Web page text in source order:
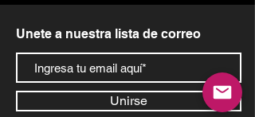
Unete a nuestra lista de correo
Unirse